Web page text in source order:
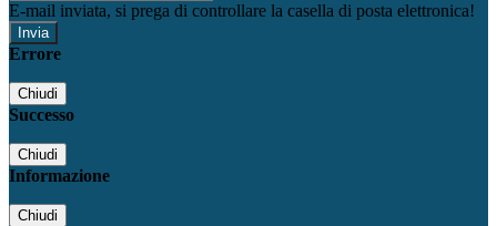
E-mail inviata, si prega di controllare la casella di posta elettronica!
Errore
Chiudi
Successo
Chiudi
Informazione
Chiudi